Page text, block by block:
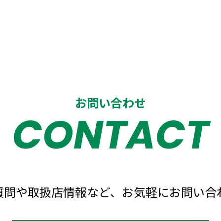
お問い合わせ
CONTACT
や取扱店情報など、 お気軽にお問い合